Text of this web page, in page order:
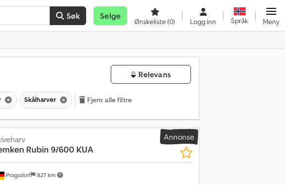
Søk Selge
Ønskeliste(0) Logg inn Språk Meny
Relevans
Skålharver Fjern alle filtre
Annonse
Pragsdorf 827 km
Rubin 9/600 KUA
M